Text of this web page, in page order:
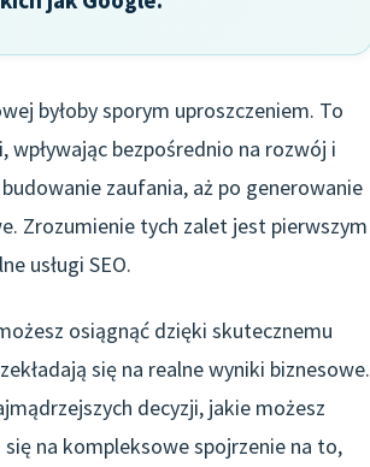
byłoby sporym uproszczeniem. To
bezpośrednio na rozwój i
zaufania, aż po generowanie
Zrozumienie tych zalet jest pierwszym
usługi SEO.
osiągnąć dzięki skutecznemu
się na realne wyniki biznesowe.
decyzji, jakie możesz
na kompleksowe spojrzenie na to,